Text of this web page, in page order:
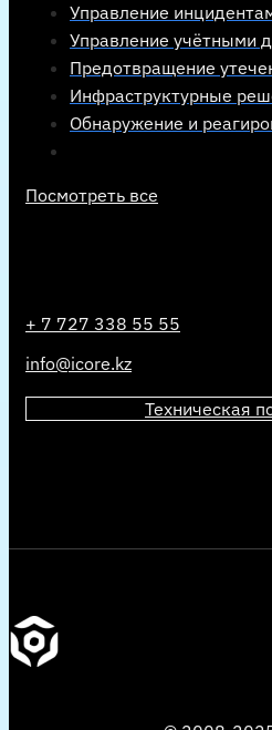
Управление
Управление учётными
Предотвращение
Инфраструктурные
Обнаружение и
Посмотреть все
+ 7 727 338 55 55
info@icore.kz
Техническая